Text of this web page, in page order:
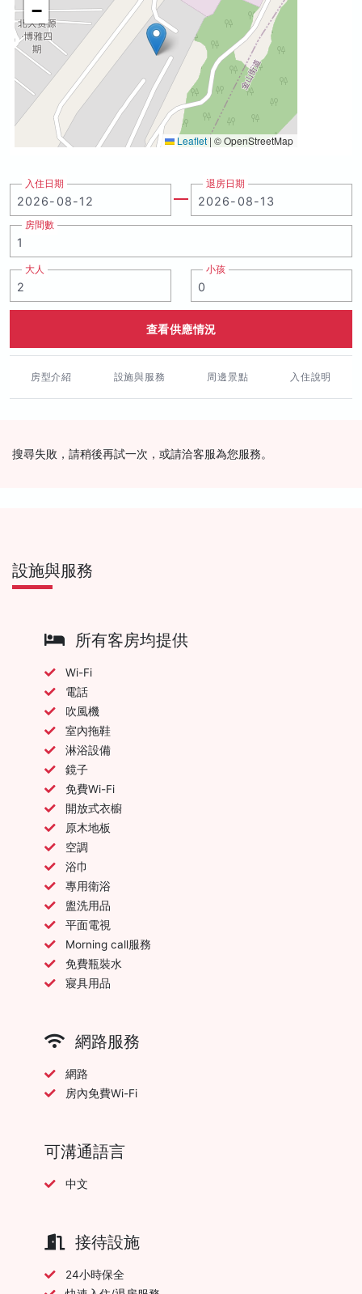
−
Leaflet | © OpenStreetMap
入住日期 退房日期
房間數
大人 小孩
查看供應情況
房型介紹 設施與服務 周邊景點 入住說明
搜尋失敗，請稍後再試一次，或請洽客服為您服務。
設施與服務
所有客房均提供
Wi-Fi
電話
吹風機
室內拖鞋
淋浴設備
鏡子
免費Wi-Fi
開放式衣櫥
原木地板
空調
浴巾
專用衛浴
盥洗用品
平面電視
Morning call服務
免費瓶裝水
寢具用品
網路服務
網路
房內免費Wi-Fi
可溝通語言
中文
接待設施
24小時保全